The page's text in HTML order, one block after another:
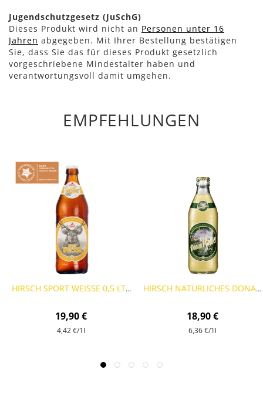
Jugendschutzgesetz (JuSchG)
Dieses Produkt wird nicht an Personen unter 16
Jahren abgegeben. Mit Ihrer Bestellung bestätigen
Sie, dass Sie das für dieses Produkt gesetzlich
vorgeschriebene Mindestalter haben und
verantwortungsvoll damit umgehen.
EMPFEHLUNGEN
HIRSCH SPORT WEISSE 0,5 LTR - 9 FLASCHEN
19,90 €
4,42 €/1l
HIRSCH NATÜRLICHES DONAU RADLER 0,33 LTR - 9 FLASCHEN
18,90 €
6,36 €/1l